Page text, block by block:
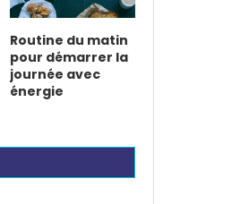
Routine du matin
pour démarrer la
journée avec
énergie